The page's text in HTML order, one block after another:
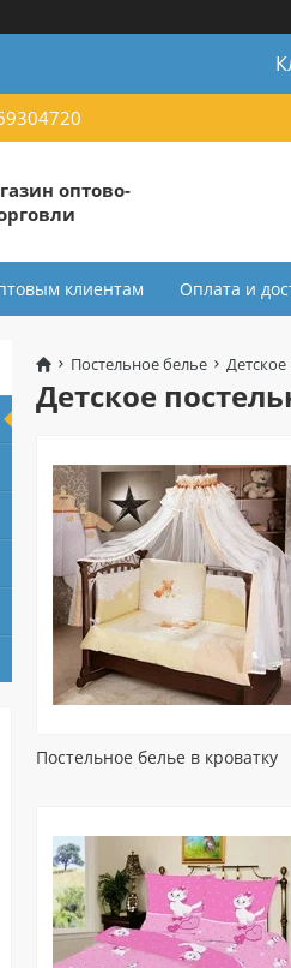
оптово-
клиентам Оплата и
Постельное белье
Детское
Постельное белье в кроватку